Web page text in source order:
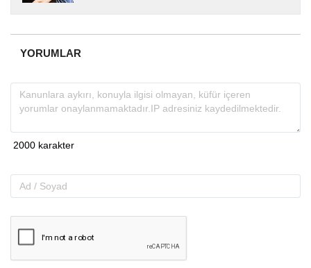
almakta, haber akışı...
YORUMLAR